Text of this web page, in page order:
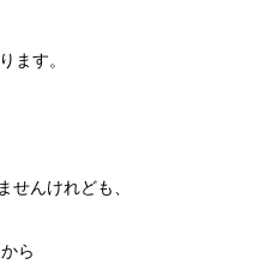
ます。
せんけれども、
ら